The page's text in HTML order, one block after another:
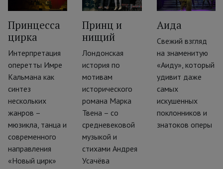
Принцесса
цирка
Интерпретация
оперетты Имре
Кальмана как
синтез
нескольких
жанров –
мюзикла, танца и
современного
направления
«Новый цирк»
Принц и
нищий
Лондонская
история по
мотивам
исторического
романа Марка
Твена – со
средневековой
музыкой и
стихами Андрея
Усачёва
Аида
Свежий взгляд
на знаменитую
«Аиду», который
удивит даже
самых
искушенных
поклонников и
знатоков оперы